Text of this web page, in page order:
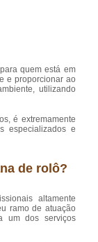
quem está em
e proporcionar ao
utilizando
é extremamente
especializados e
de rolô?
altamente
ramo de atuação
um dos serviços